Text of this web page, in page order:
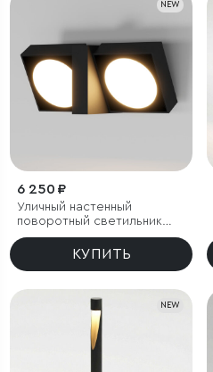
NEW
6 250 ₽
Уличный настенный
поворотный светильник
Twin 3000K черный
КУПИТЬ
NEW